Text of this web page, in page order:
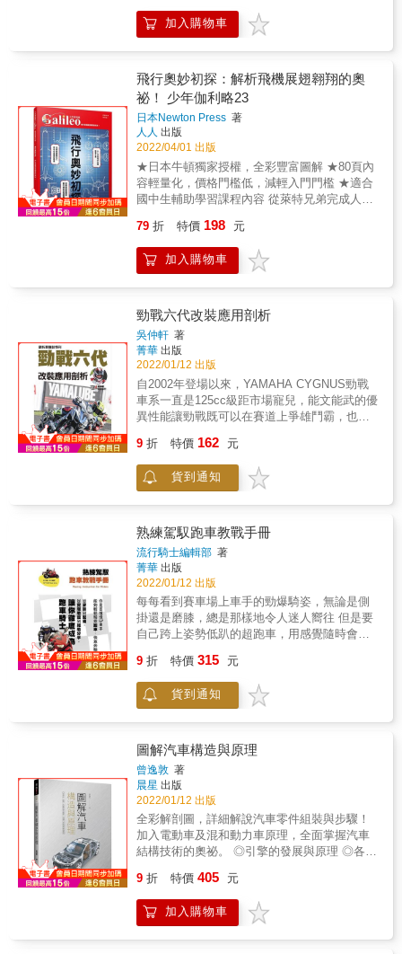
達，來自前人累積的智慧與工作團隊共同的努
力：機師與空服員們光鮮亮麗外表下嚴謹的訓
通方式，讓國與國之間的距離不再遙不可及。
平時看不到的幕後工作場景大揭密！專業作者
群帶領大家一窺精彩紛呈的飛航知識大全： 由
現任飛行員介紹飛機結構與操作原理：飛機如
何起飛與降落？飛機的動力從何而來？在本書
可以一探究竟。航空管制、航務與航空業的各
種面貌，乃至飛航安全的重要關鍵
&mdash;&mdash;航空氣象，由專業簽派員為
您解開奧祕。 航空飛行顧問補充各種與飛機密
不可分的趣聞：全球飛機有哪些品牌、美國飛
航機的未來預測等等，都可以在本書中一探究
竟。 除了是一本可以抱著輕鬆的心情翻閱的課
外讀物，也是一本值得好好收藏查閱的工具
告訴你關於飛航科技的演變、相關知識與搭機
前不可不知的各種精彩內容，如果想深入淺出
了解飛機構造、飛行原理、航路規劃、航空歷
史等關於航空的奧祕，《飛機迷都想知道的50
個超知識》絕對是個好幫手！ 本書特色 ◎透過
易於理解的文字與豐富的圖片詳細說明，兼顧
閱讀和理解學習的樂趣 ◎現任機師、簽派員、
者最新最實用的飛航理論與實務 ◎深入淺出，
內容兼具深度與廣度，讓你從專業飛航科學原
理到趣味冷知識一把抓
加入購物車
飛行奧妙初探：解析飛機展翅翱翔的奧
祕！ 少年伽利略23
日本Newton Press 著
人人 出版
2022/04/01 出版
★日本牛頓獨家授權，全彩豐富圖解 ★80頁內
容輕量化，價格門檻低，減輕入門門檻 ★適合
國中生輔助學習課程內容 從萊特兄弟完成人類
加進步。本書主要以最大客機「A380」為例，
說明飛機從離地、飛行、著陸到維修的整個流
程與原理，也介紹最新戰鬥機「F-35B」及正在
祕！ 以80頁的輕鬆內容帶讀者從科學的角度理
解飛行的原理，與生活經驗加以結合，下次在
機場觀察飛機時就可以更有收穫，拓展知識領
域。 系列特色 1. 日本牛頓出版社獨家授權。
2. 釐清脈絡，建立學習觀念。 3. 一書一主題，
範圍明確，知識更有系統，學習也更有效率。
79 折 特價 198 元
加入購物車
勁戰六代改裝應用剖析
吳仲軒 著
菁華 出版
2022/01/12 出版
自2002年登場以來，YAMAHA CYGNUS勁戰
車系一直是125cc級距市場寵兒，能文能武的優
異性能讓勁戰既可以在賽道上爭雄鬥霸，也能
個紅綠燈就能舉辦車聚。2020年台灣山葉發表
第六代勁戰CYGNUS GRYPHUS，全面翻新的
設計著實令人驚豔，同時也帶出新的課題－六
念，與業界開發改裝品應用分析，主觀提供更
寬廣的見解與看法，並與賽車結合蹦出全新火
花。
9 折 特價 162 元
貨到通知
熟練駕馭跑車教戰手冊
流行騎士編輯部 著
菁華 出版
2022/01/12 出版
每每看到賽車場上車手的勁爆騎姿，無論是側
掛還是磨膝，總是那樣地令人迷人嚮往 但是要
自己跨上姿勢低趴的超跑車，用感覺隨時會轉
到不行，該怎麼辦呢？ 本書特別為了想入門跑
車騎乘的車友們特別編輯， 從騎乘跑車應具備
的基礎知識出發， 由最基本的騎乘姿勢開始，
打好基礎，朝頂尖車手邁進。
9 折 特價 315 元
貨到通知
圖解汽車構造與原理
曾逸敦 著
晨星 出版
2022/01/12 出版
全彩解剖圖，詳細解說汽車零件組裝與步驟！
加入電動車及混和動力車原理，全面掌握汽車
結構技術的奧祕。 ◎引擎的發展與原理 ◎各式
的由來與運作 ◎車用電腦的發展與系統應用 ◎
傳動系統構件與作動原理 ◎直流馬達與交流馬
達 本書特色 以圖解方式有系統地介紹汽車的結
9 折 特價 405 元
加入購物車